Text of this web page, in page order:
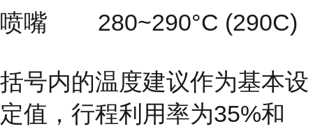
喷嘴 280~290°C (290C)
括号内的温度建议作为基本设
定值，行程利用率为35%和